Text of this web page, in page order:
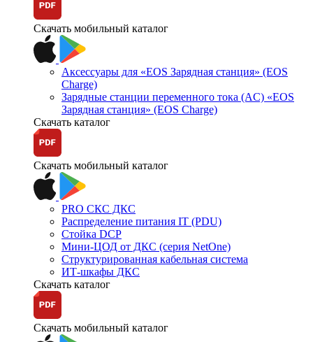
Скачать мобильный каталог
Аксессуары для «EOS Зарядная станция» (EOS
Charge)
Зарядные станции переменного тока (AC) «EOS
Зарядная станция» (EOS Charge)
Скачать каталог
Скачать мобильный каталог
PRO СКС ДКС
Распределение питания IT (PDU)
Стойка DCP
Мини-ЦОД от ДКС (серия NetOne)
Структурированная кабельная система
ИТ-шкафы ДКС
Скачать каталог
Скачать мобильный каталог